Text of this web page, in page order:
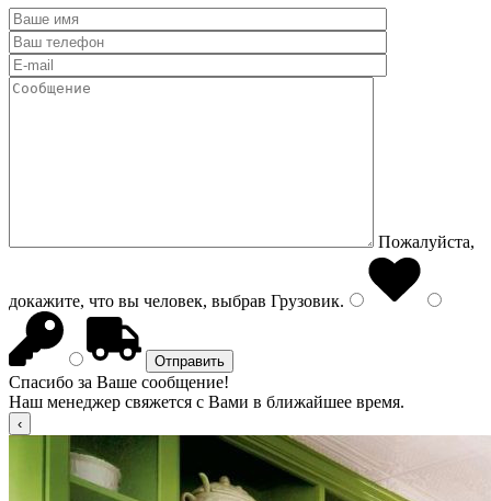
Пожалуйста,
докажите, что вы человек, выбрав Грузовик.
Спасибо за Ваше сообщение!
Наш менеджер свяжется с Вами в ближайшее время.